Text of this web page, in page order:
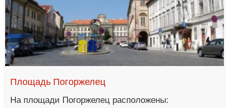
Площадь Погоржелец
На площади Погоржелец расположены: